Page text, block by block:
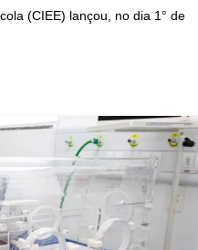
(CIEE) lançou, no dia 1° de